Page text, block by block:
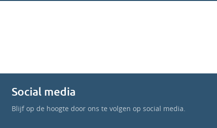
Social media
Blijf op de hoogte door ons te volgen op social media.